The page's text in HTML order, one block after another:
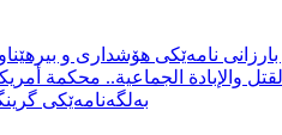
نامەێکی هۆشداری و
الجماعية.. محكمة أمريكية تمهل "مسرور
بەلگەنامەێکی